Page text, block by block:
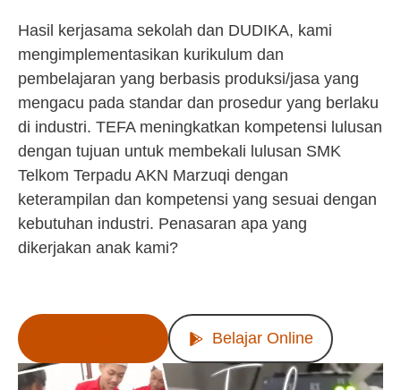
Hasil kerjasama sekolah dan DUDIKA, kami
mengimplementasikan kurikulum dan
pembelajaran yang berbasis produksi/jasa yang
mengacu pada standar dan prosedur yang berlaku
di industri. TEFA meningkatkan kompetensi lulusan
dengan tujuan untuk membekali lulusan SMK
Telkom Terpadu AKN Marzuqi dengan
keterampilan dan kompetensi yang sesuai dengan
kebutuhan industri. Penasaran apa yang
dikerjakan anak kami?
Belajar Online